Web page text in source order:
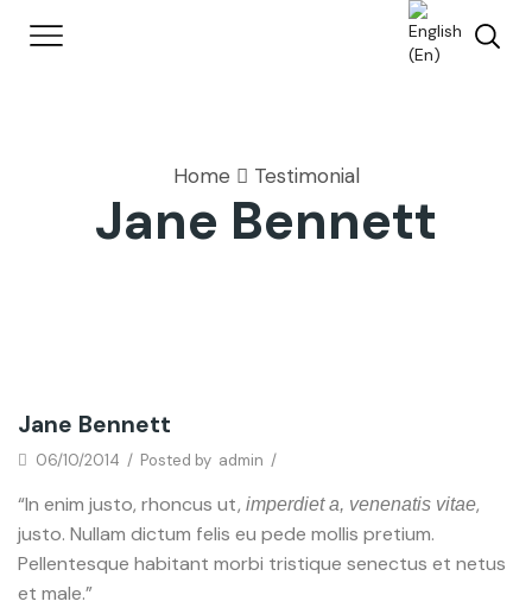
Home Testimonial
Jane Bennett
Jane Bennett
06/10/2014 / Posted by admin /
“In enim justo, rhoncus ut, imperdiet a, venenatis vitae,
justo. Nullam dictum felis eu pede mollis pretium.
Pellentesque habitant morbi tristique senectus et netus
et male.”